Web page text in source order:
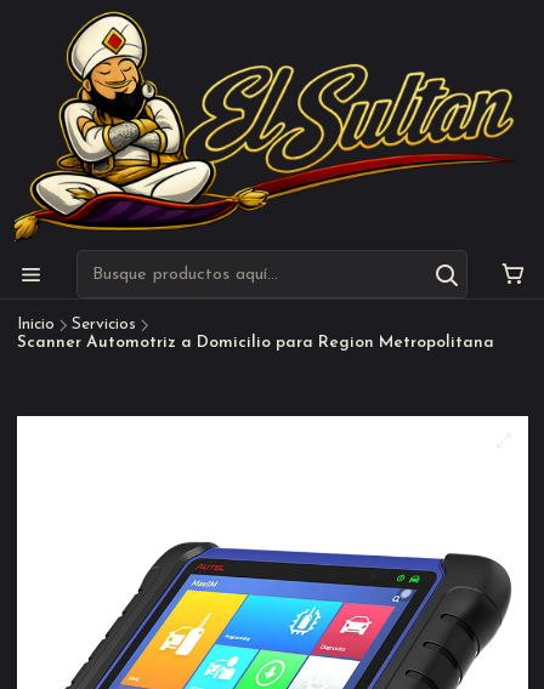
Inicio
Servicios
Scanner Automotriz a Domicilio para Region Metropolitana